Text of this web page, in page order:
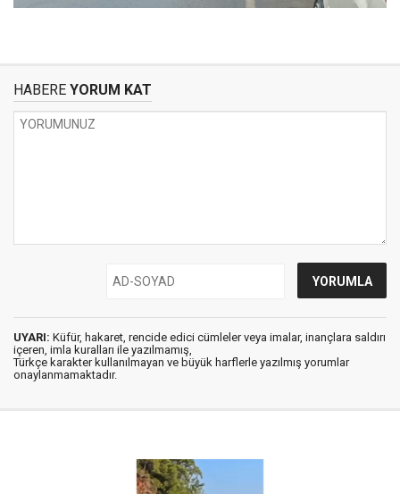
HABERE YORUM KAT
UYARI: Küfür, hakaret, rencide edici cümleler veya imalar, inançlara saldırı
içeren, imla kuralları ile yazılmamış,
Türkçe karakter kullanılmayan ve büyük harflerle yazılmış yorumlar
onaylanmamaktadır.